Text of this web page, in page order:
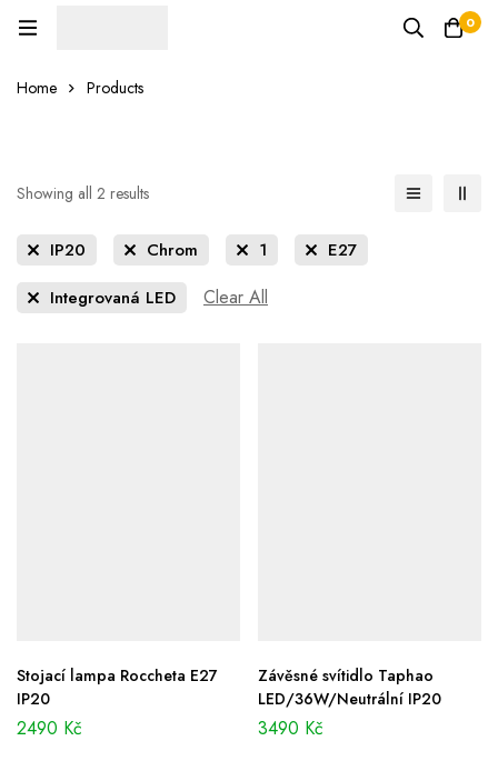
0
Home Products
Showing all 2 results
IP20 Chrom 1
E27
Integrovaná LED
Clear All
Stojací lampa Roccheta E27
IP20
2490 Kč
Závěsné svítidlo Taphao
LED/36W/Neutrální IP20
3490 Kč